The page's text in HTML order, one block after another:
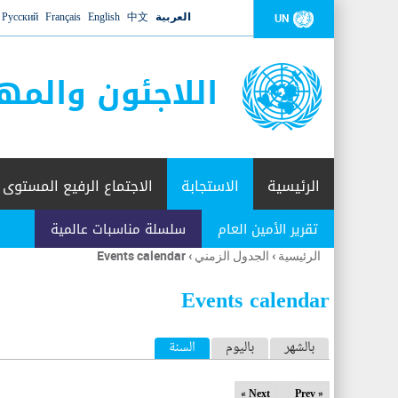
UN العربية 中文
English
Français
Русский
اللاجئون
الرئيسية الاستجابة
تقرير الأمين العام سلسلة مناسبات عالمية
الاجتماع الرفيع المستوى
أنت
هنا
الرئيسية › الجدول الزمني ›
Events calendar
Events calendar
ا
ل
بالشهر باليوم السنة (علامة التبويب النشطة)